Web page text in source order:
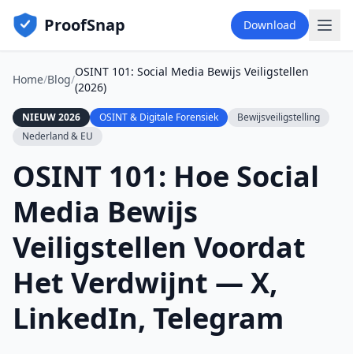
ProofSnap Download
Home/Blog/
OSINT 101: Social Media Bewijs Veiligstellen
(2026)
NIEUW 2026 OSINT & Digitale Forensiek
Bewijsveiligstelling
Nederland & EU
OSINT 101: Hoe Social
Media Bewijs
Veiligstellen Voordat
Het Verdwijnt — X,
LinkedIn, Telegram